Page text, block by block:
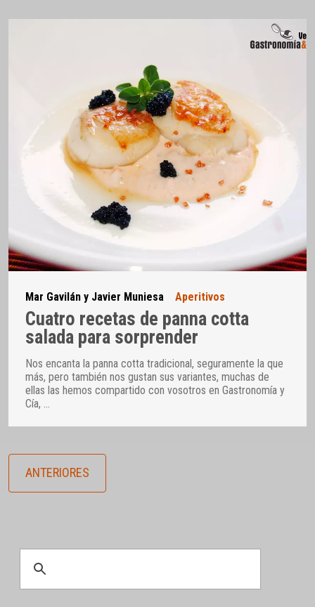
Mar Gavilán y Javier Muniesa Aperitivos
Cuatro recetas de panna cotta
salada para sorprender
Nos encanta la panna cotta tradicional, seguramente la que
más, pero también nos gustan sus variantes, muchas de
ellas las hemos compartido con vosotros en Gastronomía y
Cía,
ANTERIORES